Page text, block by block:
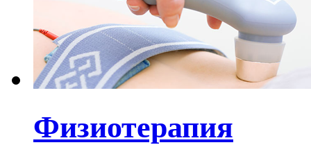
Физиотерапия